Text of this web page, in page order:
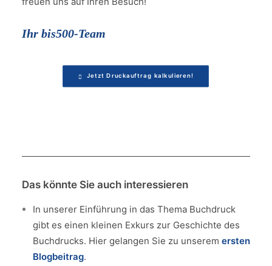
Ihr bis500-Team
Jetzt Druckauftrag kalkulieren!
Das könnte Sie auch interessieren
In unserer Einführung in das Thema Buchdruck
gibt es einen kleinen Exkurs zur Geschichte des
Buchdrucks. Hier gelangen Sie zu unserem ersten
Blogbeitrag.